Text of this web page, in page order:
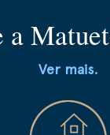
a
Ver mais.